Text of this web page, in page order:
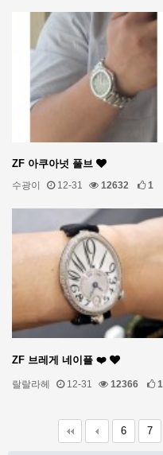
ZF 아쿠아넛 풀브
수광이 12-31 12632 1
ZF 브레게 네이플 ❤️
랄랄라헤 12-31 12366 1
6 7